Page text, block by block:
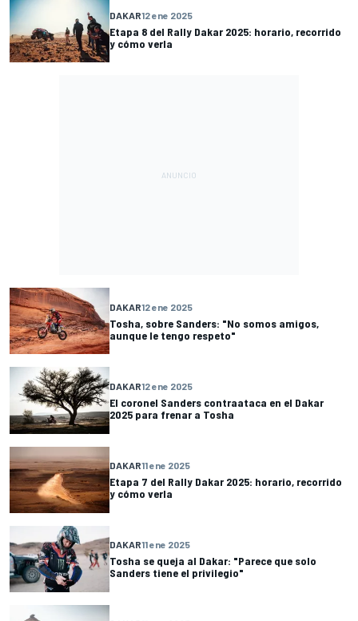
DAKAR12 ene 2025
Etapa 8 del Rally Dakar 2025: horario, recorrido
y cómo verla
DAKAR12 ene 2025
Tosha, sobre Sanders: "No somos amigos,
aunque le tengo respeto"
DAKAR12 ene 2025
El coronel Sanders contraataca en el Dakar
2025 para frenar a Tosha
DAKAR11 ene 2025
Etapa 7 del Rally Dakar 2025: horario, recorrido
y cómo verla
DAKAR11 ene 2025
Tosha se queja al Dakar: "Parece que solo
Sanders tiene el privilegio"